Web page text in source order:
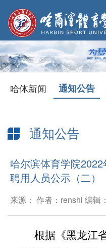
哈体新闻 通知公告
通知公告
当前位置：
哈尔滨体育学院
聘用人员公示（二）
来源： 作者：renshi 编辑：
根据《黑龙江